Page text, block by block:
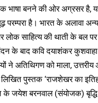
भाषा बनने की ओर अग्रसर है,
परम्परा है। भारत के अलावा
लोक साहित्य की थाती के बल
के बाद कवि दयाशंकर
ने अतिथिगण को माला,
लिखित पुस्तक ‘राजशेखर का
के जयेश बरनवाल (संयोजक) बृद्धि